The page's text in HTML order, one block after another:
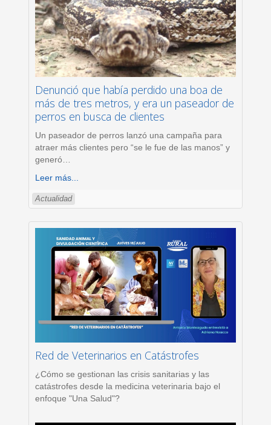
Denunció que había perdido una boa de
más de tres metros, y era un paseador de
perros en busca de clientes
Un paseador de perros lanzó una campaña para
atraer más clientes pero “se le fue de las manos” y
generó…
Leer más...
Actualidad
Red de Veterinarios en Catástrofes
¿Cómo se gestionan las crisis sanitarias y las
catástrofes desde la medicina veterinaria bajo el
enfoque "Una Salud"?